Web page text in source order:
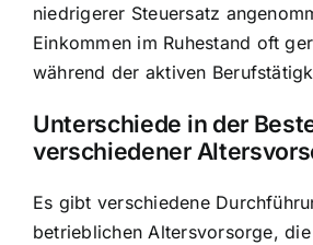
niedrigerer Steuersatz
Einkommen im Ruhestand oft
während der aktiven
Unterschiede in der
verschiedener
Es gibt verschiedene
betrieblichen Altersvorsorge,